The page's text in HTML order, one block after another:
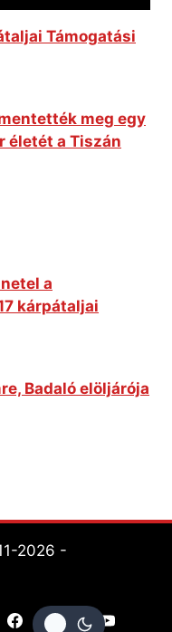
Támogatási
meg egy
életét a Tiszán
a
kárpátaljai
Badaló elöljárója
2026 -